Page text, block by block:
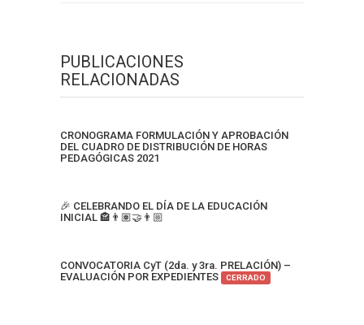
PUBLICACIONES
RELACIONADAS
CRONOGRAMA FORMULACIÓN Y APROBACIÓN
DEL CUADRO DE DISTRIBUCIÓN DE HORAS
PEDAGÓGICAS 2021
🎉 CELEBRANDO EL DÍA DE LA EDUCACIÓN
INICIAL 🏤👨🏽‍🤝‍👨🏼
CONVOCATORIA CyT (2da. y 3ra. PRELACIÓN) –
EVALUACIÓN POR EXPEDIENTES CERRADO